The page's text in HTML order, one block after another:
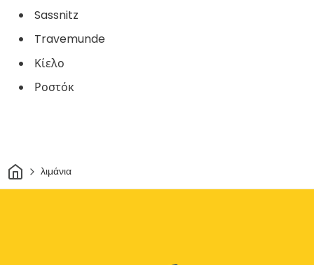
Sassnitz
Travemunde
Κίελο
Ροστόκ
Σπίτιλιμάνια